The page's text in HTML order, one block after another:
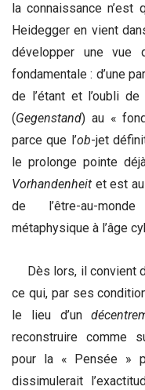
la connaissance n’est
Heidegger en vient
développer une vue
fondamentale : d’une
de l’étant et l’oubli
(Gegenstand) au «
parce que l’ob-jet
le prolonge pointe
Vorhandenheit et est
de l’être-au-
métaphysique à l’âge
Dès lors, il convient
ce qui, par ses
le lieu d’un
reconstruire comme
pour la « Pensée »
dissimulerait